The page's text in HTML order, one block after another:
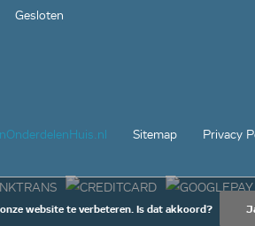
website te verbeteren. Is dat akkoord?
Gesloten
Sitemap Privacy